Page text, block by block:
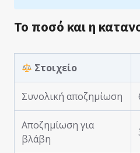
Το ποσό και η
Στοιχείο
Συνολική αποζημίωση
Αποζημίωση για
βλάβη